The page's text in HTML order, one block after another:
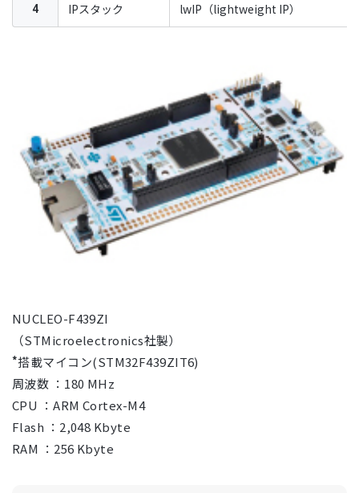
4 IPスタック lwIP（lightweight IP）
NUCLEO-F439ZI
（STMicroelectronics社製）
搭載マイコン(STM32F439ZIT6)
周波数 ：180 MHz
CPU ：ARM Cortex-M4
Flash ：2,048 Kbyte
RAM ：256 Kbyte